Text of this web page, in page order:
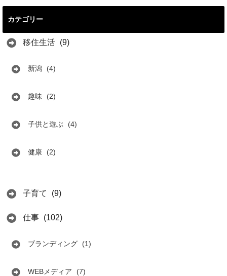
カテゴリー
移住生活 (9)
新潟 (4)
趣味 (2)
子供と遊ぶ (4)
健康 (2)
子育て (9)
仕事 (102)
ブランディング (1)
WEBメディア (7)